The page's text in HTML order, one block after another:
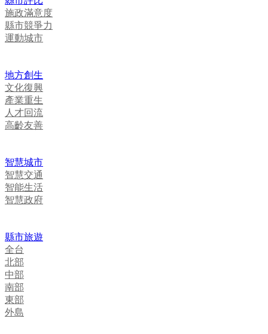
施政滿意度
縣市競爭力
運動城市
地方創生
文化復興
產業重生
人才回流
高齡友善
智慧城市
智慧交通
智能生活
智慧政府
縣市旅遊
全台
北部
中部
南部
東部
外島